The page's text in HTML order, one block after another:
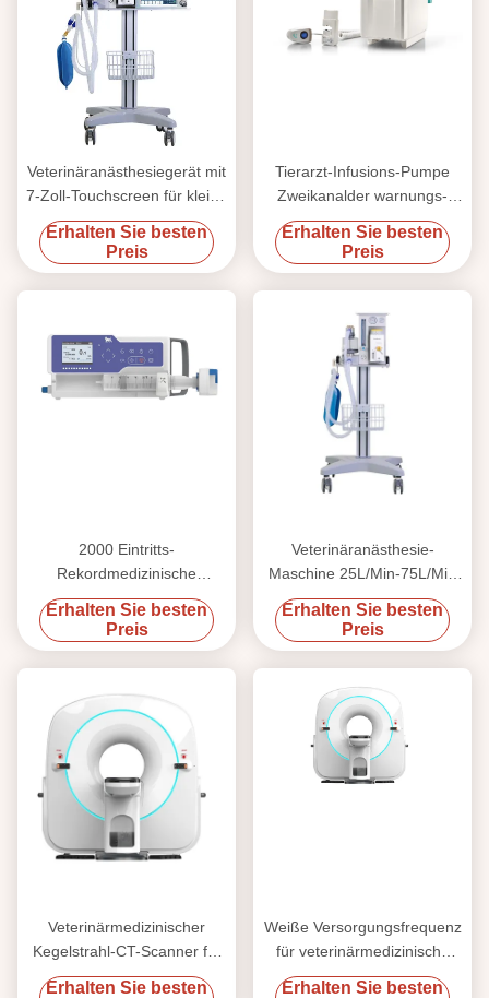
Veterinäranästhesiegerät mit
7-Zoll-Touchscreen für kleine
und große Tiere
Erhalten Sie besten
Preis
Tierarzt-Infusions-Pumpe
Zweikanalder warnungs-
Vertrags-
Veterinärmedizinischen
ausrüstung mit 5 Infusions-
Modi
Erhalten Sie besten
Preis
2000 Eintritts-
Rekordmedizinische
Tierarzt-
VeterinärSpritzenpumpe 5ml
10ml 20ml
Erhalten Sie besten
Preis
Veterinäranästhesie-
Maschine 25L/Min-75L/Min
der medizinischen
Ausrüstung O2
Erhalten Sie besten
Preis
Veterinärmedizinischer
Kegelstrahl-CT-Scanner für
die diagnostische
Erhalten Sie besten
Weiße Versorgungsfrequenz
für veterinärmedizinische
Geräte mit 50 Hz
Erhalten Sie besten